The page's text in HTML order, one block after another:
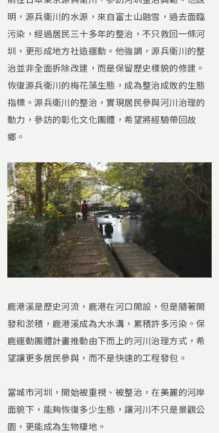
明，源兵衛川的水源，來自富士山融雪，過去面臨
污染，經過居民三十多年的整治，不只救回一條河
圳，更形成地方社造運動。他強調，源兵衛川的整
治並非全面拆除改建，而是保留歷史樣貌的修建。
恢復源兵衛川的梅花藻生態，成為整治成敗的生態
指標。源兵衛川的整治，實現居民參與河川治理的
動力，參訪的彰化文化團體，希望將經驗帶回故
鄉。
鹿港溪是歷史河流，鹿港在河口開設，但是隨著開
發和淤積，鹿港溪成為大水溝，累積許多污染。保
鹿運動團體計畫推動由下而上的河川治理方式，希
望讓更多居民參與，而不是快速的工程發包。
當城市河圳，開始被重視、被整治，在美麗的河岸
面貌下，能夠恢復多少生態，讓河川不只是景觀公
園，更能成為生物棲地。